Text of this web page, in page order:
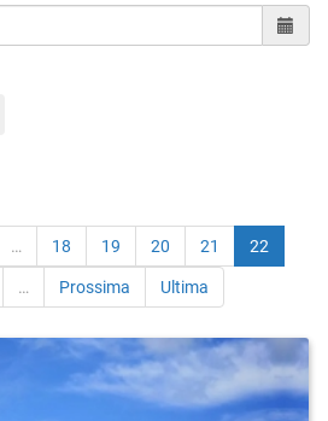
… 18 19 20 21 22
… Prossima Ultima